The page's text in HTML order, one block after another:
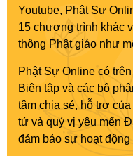
Youtube, Phật Sự
15 chương trình khác
thông Phật giáo như
Phật Sự Online có
Biên tập và các bộ
tâm chia sẻ, hỗ trợ
tử và quý vị yêu mến
đảm bảo sự hoạt